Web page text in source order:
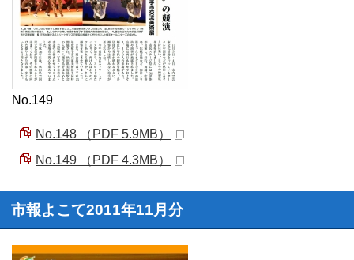
No.149
No.148 （PDF 5.9MB）
No.149 （PDF 4.3MB）
市報よこて2011年11月分